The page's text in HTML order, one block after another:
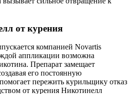
от курения
компанией Novartis
аппликации возможна
Препарат замещает
его постоянную
пережить курильщику отказ
от курения Никотинелл